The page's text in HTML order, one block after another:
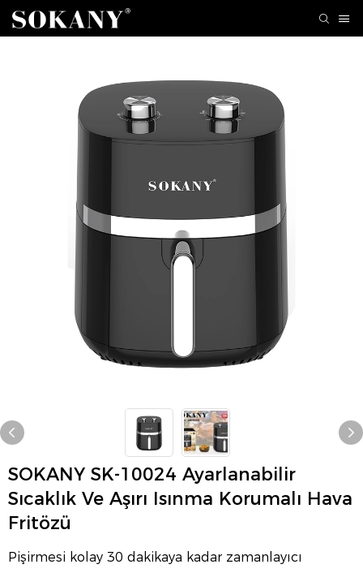
SOKANY SK-10024 Ayarlanabilir
Sıcaklık Ve Aşırı Isınma Korumalı Hava
Fritözü
Pişirmesi kolay 30 dakikaya kadar zamanlayıcı